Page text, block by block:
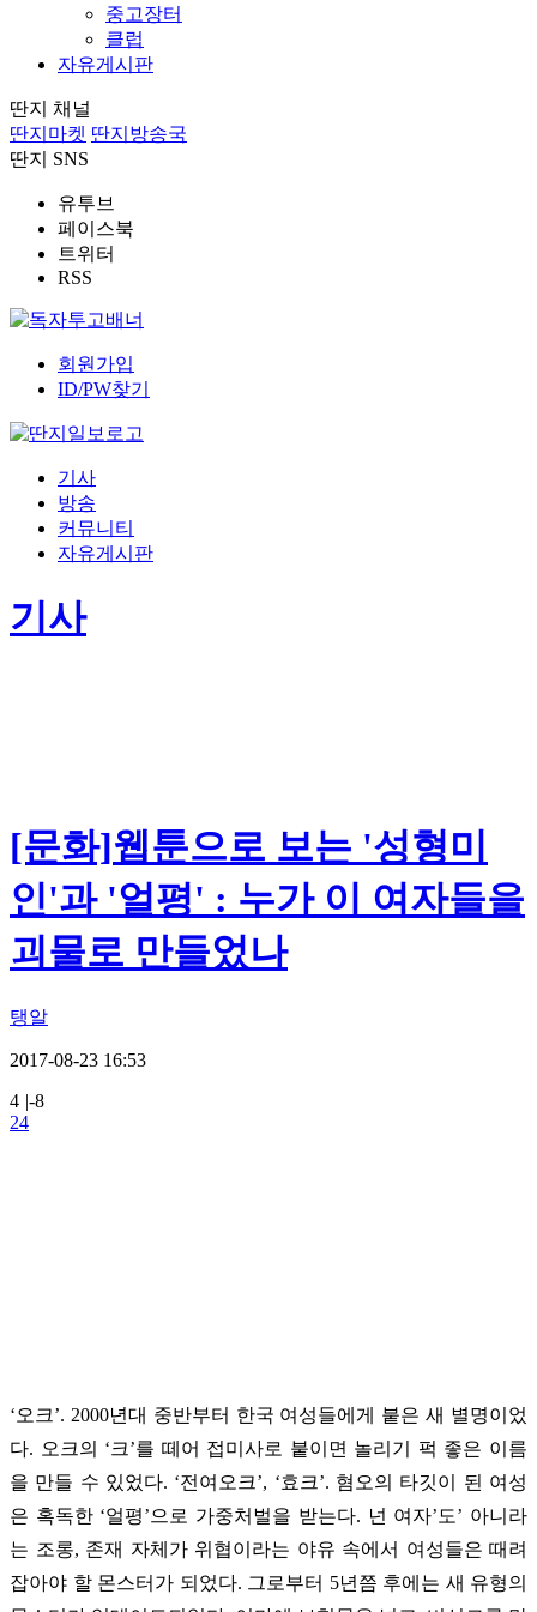
중고장터
클럽
자유게시판
딴지 채널
딴지마켓 딴지방송국
딴지 SNS
유투브
페이스북
트위터
RSS
회원가입
ID/PW찾기
기사
방송
커뮤니티
자유게시판
기사
[문화]웹툰으로 보는 '성형미
인'과 '얼평' : 누가 이 여자들을
괴물로 만들었나
탱알
2017-08-23 16:53
4 |-8
24
‘오크’. 2000년대 중반부터 한국 여성들에게 붙은 새 별명이었
다. 오크의 ‘크’를 떼어 접미사로 붙이면 놀리기 퍽 좋은 이름
을 만들 수 있었다. ‘전여오크’, ‘효크’. 혐오의 타깃이 된 여성
은 혹독한 ‘얼평’으로 가중처벌을 받는다. 넌 여자’도’ 아니라
는 조롱, 존재 자체가 위협이라는 야유 속에서 여성들은 때려
잡아야 할 몬스터가 되었다. 그로부터 5년쯤 후에는 새 유형의